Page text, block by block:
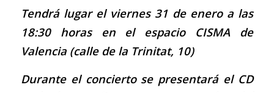
Tendrá lugar el viernes 31 de enero a las
18:30 horas en el espacio CISMA de
Valencia (calle de la Trinitat, 10)
Durante el concierto se presentará el CD